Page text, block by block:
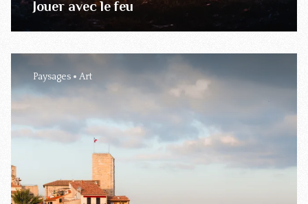
Jouer avec le feu
Paysages Art